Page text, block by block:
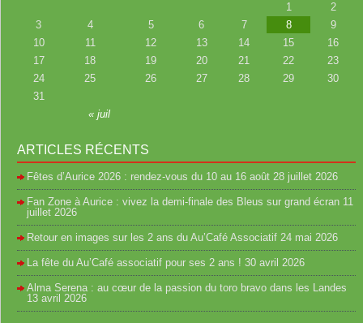
« juil
1
2
3
4 5 6 7 8
9
10
11 12 13 14 15
16
17
18 19 20 21 22
23
24
25 26 27 28 29
30
31
ARTICLES RÉCENTS
Fêtes d’Aurice 2026 : rendez-vous du 10 au 16 août 28 juillet 2026
Fan Zone à Aurice : vivez la demi-finale des Bleus sur grand écran 11
juillet 2026
Retour en images sur les 2 ans du Au’Café Associatif 24 mai 2026
La fête du Au’Café associatif pour ses 2 ans ! 30 avril 2026
Alma Serena : au cœur de la passion du toro bravo dans les Landes
13 avril 2026